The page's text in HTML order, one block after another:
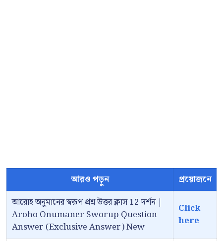
আরও পড়ুন
প্রয়োজনে
আরোহ অনুমানের স্বরূপ প্রশ্ন উত্তর ক্লাস 12 দর্শন |
Aroho Onumaner Sworup Question
Answer (Exclusive Answer) New
Click
here